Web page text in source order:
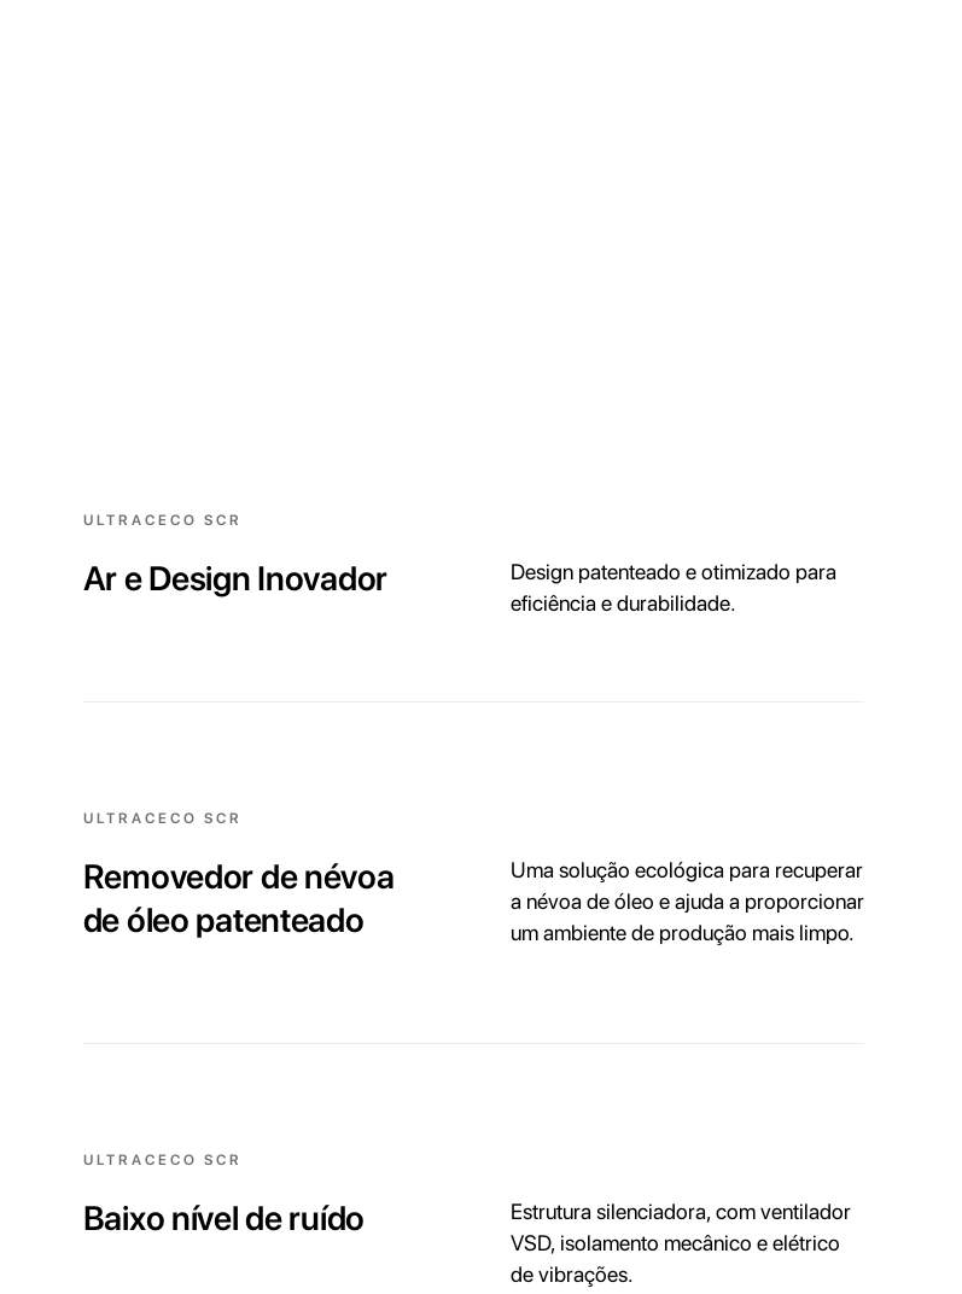
ULTRACECO SCR
Ar e Design Inovador
Design patenteado e otimizado para
eficiência e durabilidade.
ULTRACECO SCR
Removedor de névoa
de óleo patenteado
Uma solução ecológica para recuperar
a névoa de óleo e ajuda a proporcionar
um ambiente de produção mais limpo.
ULTRACECO SCR
Baixo nível de ruído
Estrutura silenciadora, com ventilador
VSD, isolamento mecânico e elétrico
de vibrações.